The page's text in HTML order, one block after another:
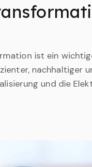
ist ein
nachhaltiger
und die